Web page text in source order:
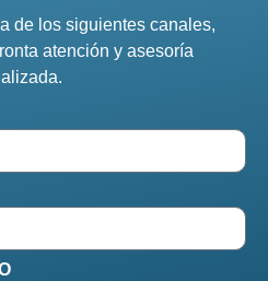
de los siguientes canales,
atención y asesoría